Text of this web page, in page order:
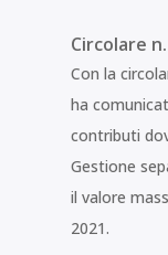
Circolare
Con la
ha
contributi
Gestione
il valore
2021.